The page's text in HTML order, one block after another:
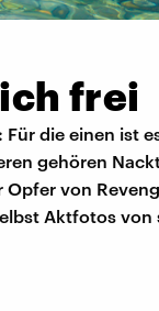
frei
die einen ist
gehören
Opfer von
Aktfotos von